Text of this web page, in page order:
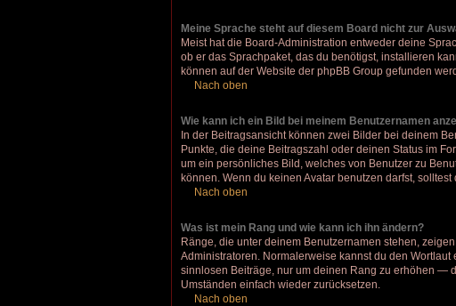
Meine Sprache steht auf diesem Board nicht zur
Meist hat die Board-Administration entweder deine
ob er das Sprachpaket, das du benötigst, installieren
können auf der Website der phpBB Group gefunden
Nach oben
Wie kann ich ein Bild bei meinem Benutzernamen
In der Beitragsansicht können zwei Bilder bei deinem
Punkte, die deine Beitragszahl oder deinen Status im
um ein persönliches Bild, welches von Benutzer zu
können. Wenn du keinen Avatar benutzen darfst,
Nach oben
Was ist mein Rang und wie kann ich ihn ändern?
Ränge, die unter deinem Benutzernamen stehen,
Administratoren. Normalerweise kannst du den
sinnlosen Beiträge, nur um deinen Rang zu erhöhen —
Umständen einfach wieder zurücksetzen.
Nach oben